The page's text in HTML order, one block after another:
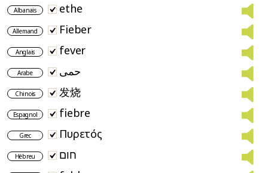
Albanais ethe
Allemand Fieber
Anglais fever
Arabe حمى
Chinois 发烧
Espagnol fiebre
Grec Πυρετός
Hébreu
חום